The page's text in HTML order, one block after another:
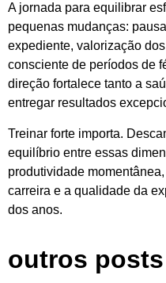
A jornada para equilibrar
pequenas mudanças:
expediente, valorização
consciente de períodos de
direção fortalece tanto a
entregar resultados
Treinar forte importa.
equilíbrio entre essas
produtividade
carreira e a qualidade da
dos anos.
outros posts